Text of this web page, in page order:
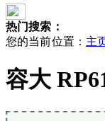
热门搜索：
您的当前位置： 主
容大